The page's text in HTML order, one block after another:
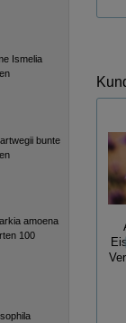
Ismelia
bunte
amoena
100